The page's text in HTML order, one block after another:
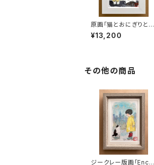
原画「猫とおにぎりとウ
クレレと鳥」ポストカー
ドサイズ
¥13,200
その他の商品
ジークレー版画「Enco